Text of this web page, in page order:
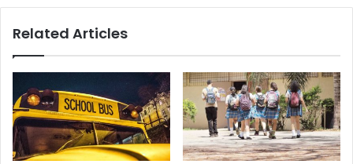
Related Articles